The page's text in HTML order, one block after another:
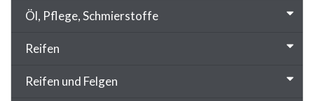
Öl, Pflege, Schmierstoffe
Reifen
Reifen und Felgen